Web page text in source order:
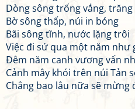
Dòng sông trống vắng,
Bờ sông thấp, núi in bóng
Bãi sông tĩnh, nước lặng trôi
Việc đi sứ qua một năm như
Đêm năm canh vương vấn
Cảnh mây khói trên núi Tản
Chẳng bao lâu nữa sẽ mừng